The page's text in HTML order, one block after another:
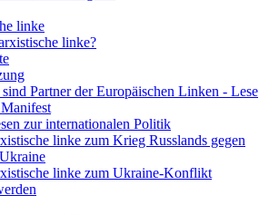
linke
linke?
Partner der Europäischen Linken - Lese
zur internationalen Politik
linke zum Krieg Russlands gegen
linke zum Ukraine-Konflikt